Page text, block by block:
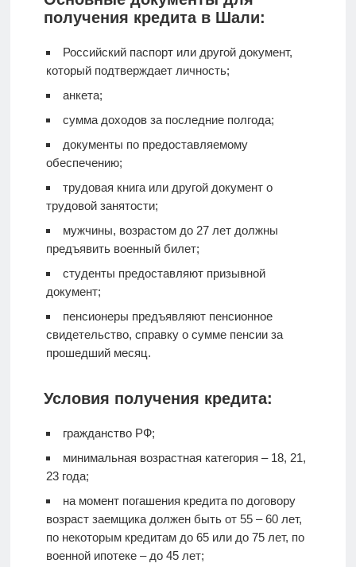
получения кредита в Шали:
Российский паспорт или другой документ,
который подтверждает личность;
анкета;
сумма доходов за последние полгода;
документы по предоставляемому
обеспечению;
трудовая книга или другой документ о
трудовой занятости;
мужчины, возрастом до 27 лет должны
предъявить военный билет;
студенты предоставляют призывной
документ;
пенсионеры предъявляют пенсионное
свидетельство, справку о сумме пенсии за
прошедший месяц.
Условия получения кредита:
гражданство РФ;
минимальная возрастная категория – 18, 21,
23 года;
на момент погашения кредита по договору
возраст заемщика должен быть от 55 – 60 лет,
по некоторым кредитам до 65 или до 75 лет, по
военной ипотеке – до 45 лет;